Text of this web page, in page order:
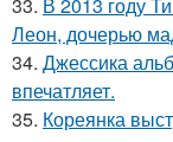
Леон, дочерью
34. Джессика
впечатляет.
35. Кореянка